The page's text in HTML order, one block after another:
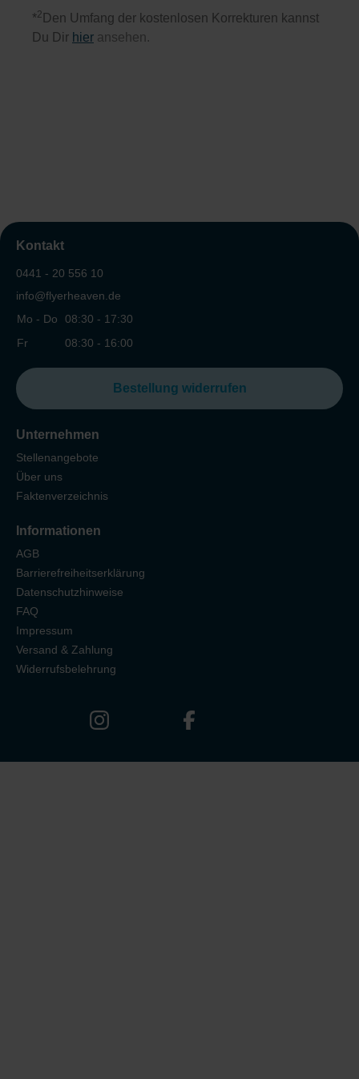
*2 Den Umfang der kostenlosen Korrekturen kannst
Du Dir hier ansehen.
Kontakt
0441 - 20 556 10
info@flyerheaven.de
Mo - Do
08:30 - 17:30
Fr
08:30 - 16:00
Bestellung widerrufen
Unternehmen
Stellenangebote
Über uns
Faktenverzeichnis
Informationen
AGB
Barrierefreiheitserklärung
Datenschutzhinweise
FAQ
Impressum
Versand & Zahlung
Widerrufsbelehrung